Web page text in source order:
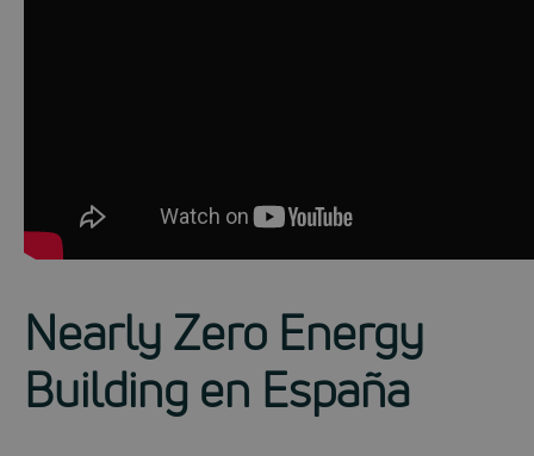
Nearly Zero Energy
Building en España